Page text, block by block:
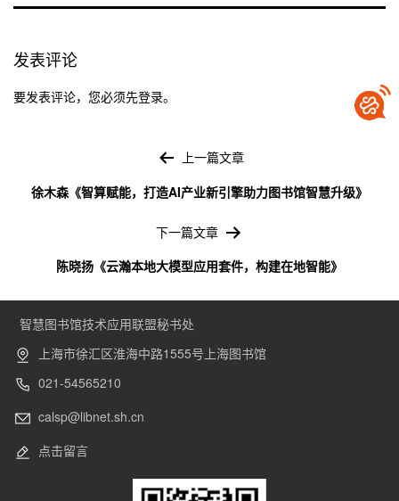
发表评论
要发表评论，您必须先登录。
导
航
上一篇文章
徐木森《智算赋能，打造AI产业新引擎助力图书馆智慧升级》
下一篇文章
陈晓扬《云瀚本地大模型应用套件，构建在地智能》
智慧图书馆技术应用联盟秘书处
上海市徐汇区淮海中路1555号上海图书馆
021-54565210
calsp@libnet.sh.cn
点击留言